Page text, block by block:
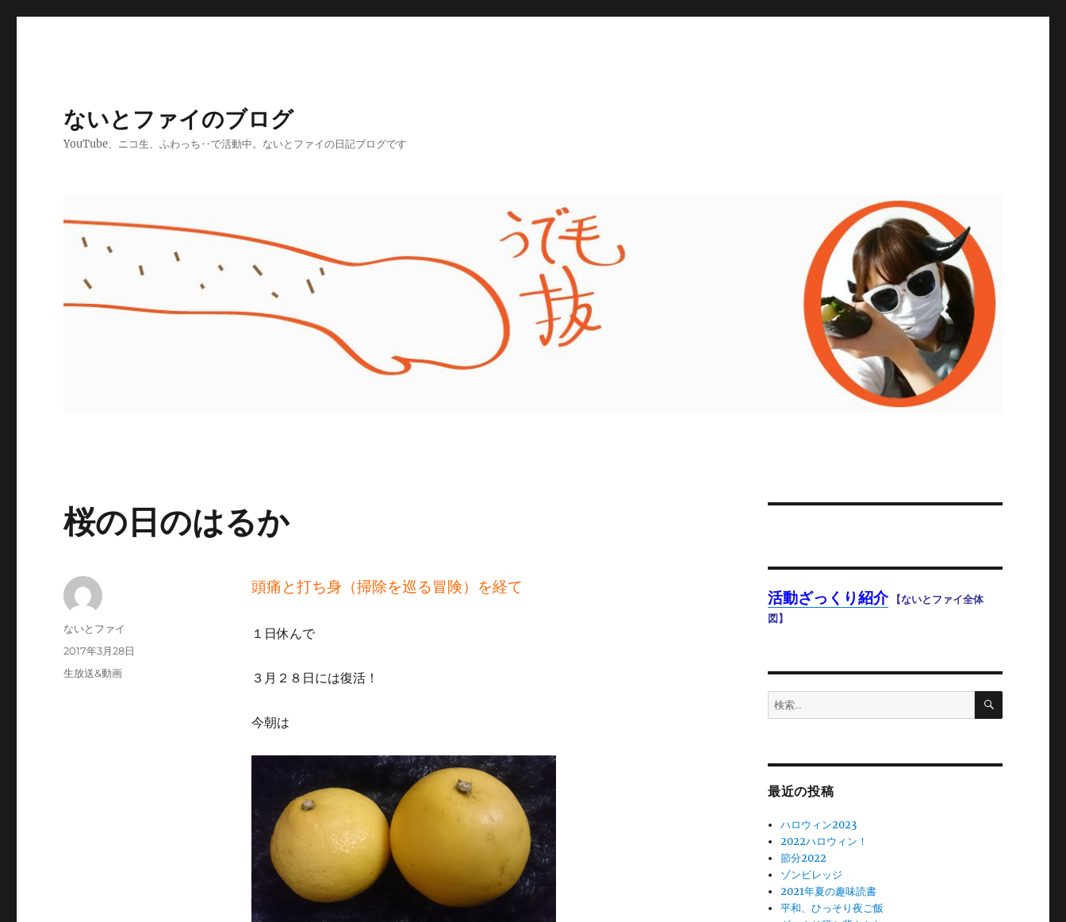
ないとファイのブログ
YouTube、ニコ生、ふわっち‥で活動中。ないとファイの日記ブログです
桜の日のはるか
頭痛と打ち身（掃除を巡る冒険）を経て
１日休んで
３月２８日には復活！
今朝は
投
ないとファイ
投
稿
2017年3月28日
カ
生放送&動画
活動ざっくり紹介
【ないとファイ全体
図】
検
索:
検
最近の投稿
ハロウィン2023
2022ハロウィン！
節分2022
ゾンビレッジ
2021年夏の趣味読書
平和、ひっそり夜ご飯